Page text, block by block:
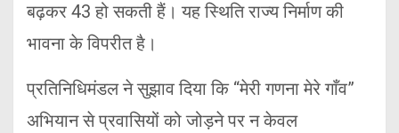
बढ़कर 43 हो सकती हैं। यह स्थिति राज्य निर्माण की
भावना के विपरीत है।
प्रतिनिधिमंडल ने सुझाव दिया कि “मेरी गणना मेरे गाँव”
अभियान से प्रवासियों को जोड़ने पर न केवल